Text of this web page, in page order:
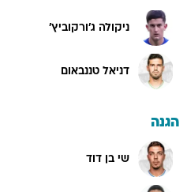
ניקולה ג'ורקוביץ'
דניאל טננבאום
הגנה
שי בן דוד